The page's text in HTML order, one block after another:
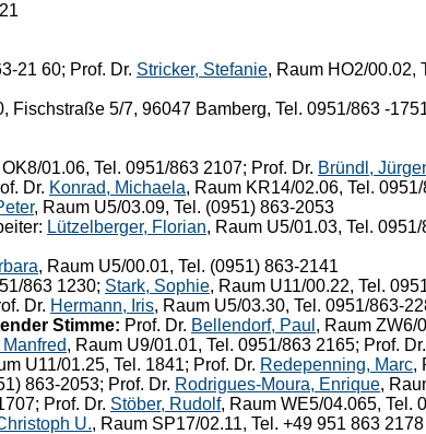
21 60; Prof. Dr. Stricker, Stefanie, Raum HO2/00.02,
Fischstraße 5/7, 96047 Bamberg, Tel. 0951/863 -
01.06, Tel. 0951/863 2107; Prof. Dr. Bründl,
Dr. Konrad, Michaela, Raum KR14/02.06, Tel.
, Raum U5/03.09, Tel. (0951) 863-2053
Lützelberger, Florian, Raum U5/01.03, Tel.
, Raum U5/00.01, Tel. (0951) 863-2141
863 1230; Stark, Sophie, Raum U11/00.22, Tel.
Dr. Hermann, Iris, Raum U5/03.30, Tel. 0951/863-
Stimme: Prof. Dr. Bellendorf, Paul , Raum ZW6/
Manfred, Raum U9/01.01, Tel. 0951/863 2165; Prof. Dr.
U11/01.25, Tel. 1841; Prof. Dr. Redepenning, Marc,
863-2053; Prof. Dr. Rodrigues-Moura, Enrique,
Prof. Dr. Stöber, Rudolf, Raum WE5/04.065, Tel.
U., Raum SP17/02.11, Tel. +49 951 863 2178